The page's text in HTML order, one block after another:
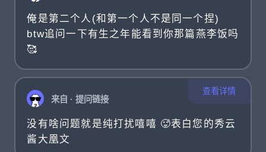
俺是第二个人(和第一个人不是同一个捏)
btw追问一下有生之年能看到你那篇燕李饭吗
🥰
来自 · 提问链接
查看详情
没有啥问题就是纯打扰嘻嘻 🥵表白您的秀云
酱大凰文